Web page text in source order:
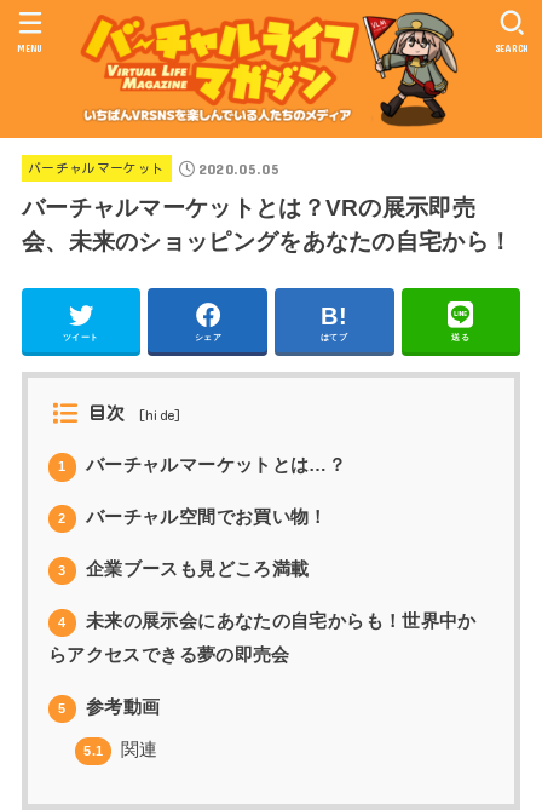
SEARCH
MENU
バーチャルマーケット 2020.05.05
バーチャルマーケットとは？VRの展示即売
会、未来のショッピングをあなたの自宅から！
ツイート シェア はてブ 送る
目次 hide
1 バーチャルマーケットとは…？
2 バーチャル空間でお買い物！
3 企業ブースも見どころ満載
4
未来の展示会にあなたの自宅からも！世界中か
らアクセスできる夢の即売会
5 参考動画
5.1 関連